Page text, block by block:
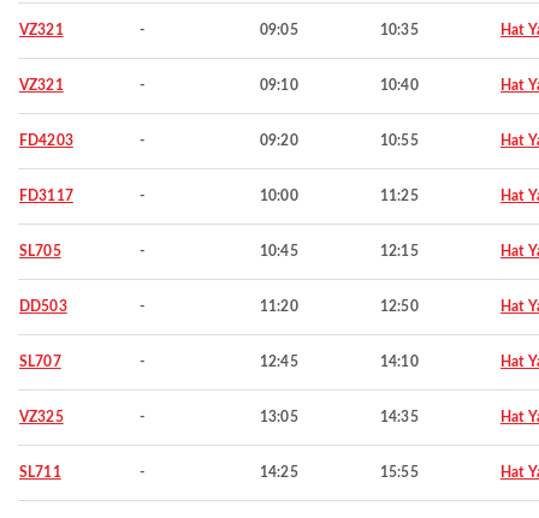
VZ321 - 09:05 10:35 Hat
VZ321 - 09:10 10:40 Hat
FD4203 - 09:20 10:55 Hat
FD3117 - 10:00 11:25 Hat
SL705 - 10:45 12:15 Hat
DD503 - 11:20 12:50 Hat
SL707 - 12:45 14:10 Hat
VZ325 - 13:05 14:35 Hat
SL711 - 14:25 15:55 Hat